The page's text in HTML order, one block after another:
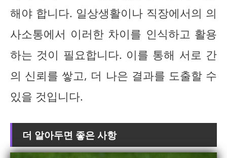
해야 합니다. 일상생활이나 직장에서의 의
사소통에서 이러한 차이를 인식하고 활용
하는 것이 필요합니다. 이를 통해 서로 간
의 신뢰를 쌓고, 더 나은 결과를 도출할 수
있을 것입니다.
더 알아두면 좋은 사항